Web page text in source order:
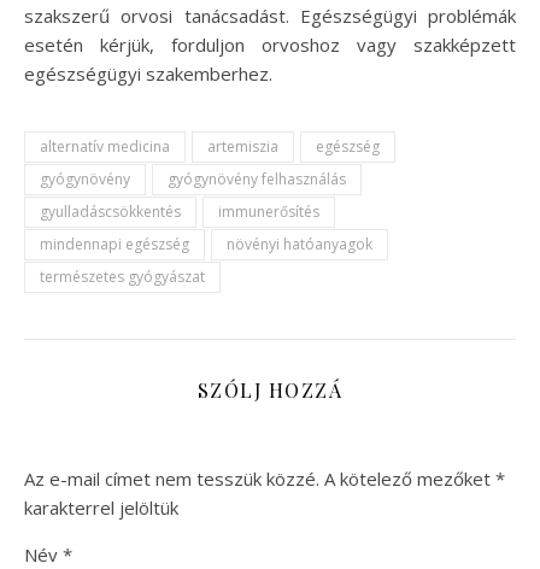
szakszerű orvosi tanácsadást. Egészségügyi problémák
esetén kérjük, forduljon orvoshoz vagy szakképzett
egészségügyi szakemberhez.
alternatív medicina artemiszia
egészség
gyógynövény
gyógynövény felhasználás
gyulladáscsökkentés
immunerősítés
mindennapi egészség
növényi hatóanyagok
természetes gyógyászat
SZÓLJ HOZZÁ
Az e-mail címet nem tesszük közzé. A kötelező mezőket *
karakterrel jelöltük
Név *